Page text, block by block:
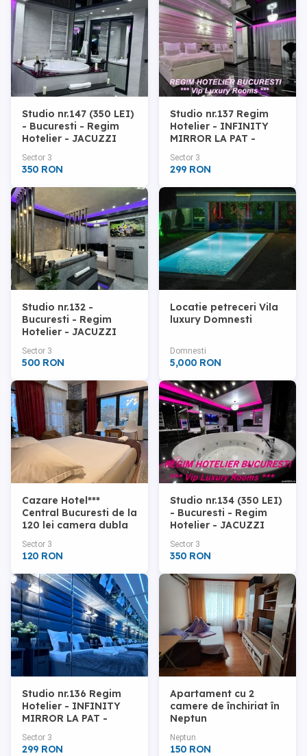
Studio nr.147 (350 LEI)
- Bucuresti - Regim
Hotelier - JACUZZI
Sector 3
350 RON
Studio nr.137 Regim
Hotelier - INFINITY
MIRROR LA PAT -
Sector 3
299 RON
Studio nr.132 -
Bucuresti - Regim
Hotelier - JACUZZI
Sector 3
500 RON
Locatie petreceri Vila
luxury Domnesti
Domnesti
5,000 RON
Cazare Hotel***
Central Bucuresti de la
120 lei camera dubla
Sector 3
120 RON
Studio nr.134 (350 LEI)
- Bucuresti - Regim
Hotelier - JACUZZI
Sector 3
350 RON
Studio nr.136 Regim
Hotelier - INFINITY
MIRROR LA PAT -
Sector 3
299 RON
Apartament cu 2
camere de închiriat în
Neptun
Neptun
150 RON